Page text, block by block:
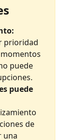
prioridad
puede
puede
de
una